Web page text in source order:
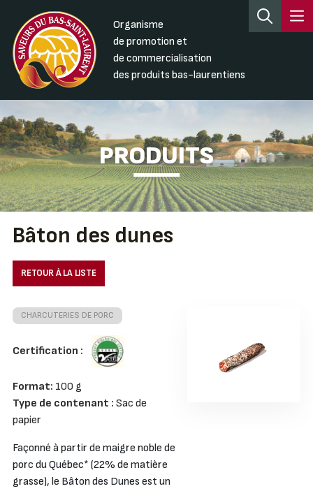
Organisme
de promotion et
de commercialisation
des produits bas-laurentiens
PRODUITS
Bâton des dunes
RETOUR À LA LISTE
CHARCUTERIES DE PORC
Certification :
Format: 100 g
Type de contenant : Sac de
papier
Façonné à partir de maigre noble de
porc du Québec* (22% de matière
grasse), le Bâton des Dunes est un